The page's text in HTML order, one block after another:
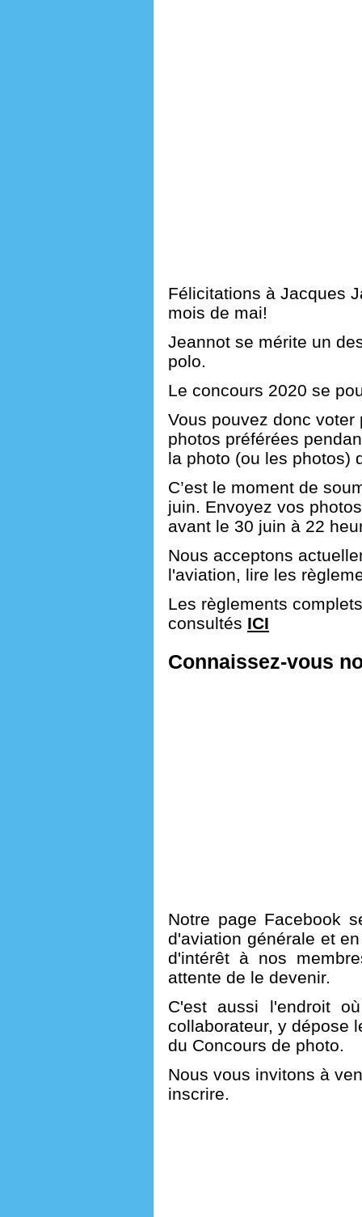
Félicitations à Jacques
mois de mai!
Jeannot se mérite un
polo.
Le concours 2020 se
Vous pouvez donc
photos préférées
la photo (ou les photos)
C’est le moment de
juin. Envoyez vos
avant le 30 juin à 22
Nous acceptons
l'aviation, lire les
Les règlements
consultés ICI
Connaissez-vous
Notre page Facebook
d'aviation générale et
d'intérêt à nos
attente de le devenir.
C'est aussi l'endroit
collaborateur, y dépose
du Concours de photo.
Nous vous invitons à
inscrire.